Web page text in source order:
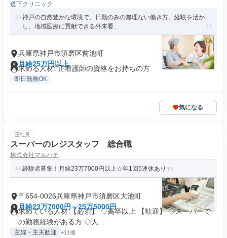
道下クリニック
神戸の自然豊かな環境で、日勤のみの無理ない働き方。経験を活か
し、地域医療に貢献できる外来看...
兵庫県神戸市須磨区前池町
月給25万円以上
求める人材: 正看護師の資格をお持ちの方
即日勤務OK
気になる
正社員
スーパーのレジスタッフ 総合職
株式会社マルハチ
経験者募集！月給23万7000円以上☆年1回5連休あり
〒654-0026兵庫県神戸市須磨区大池町
月給23万7000円～25万5000円
求めている人材 【必須】 ◇高卒以上 【歓迎】 ◇スーパーで
の勤務経験がある方 ◇人...
主婦・主夫歓迎 +11個